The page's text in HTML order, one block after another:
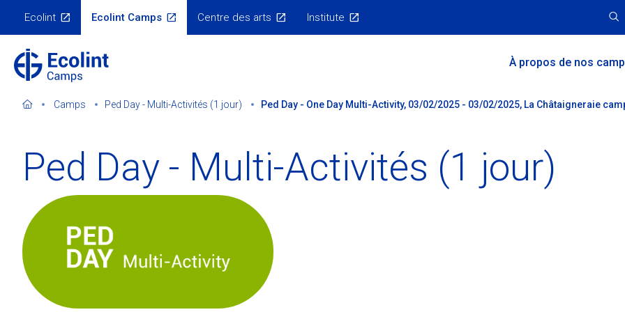
content
Menu
Ecolint Ecolint Camps Centre des arts Institute
MainÀ propos de nos
Camps Ped Day - Multi-Activités (1 jour) Ped Day - One Day Multi-Activity, 03/02/2025 - 03/02/2025, La Châtaigneraie
Ped Day - Multi-Activités (1 jour)